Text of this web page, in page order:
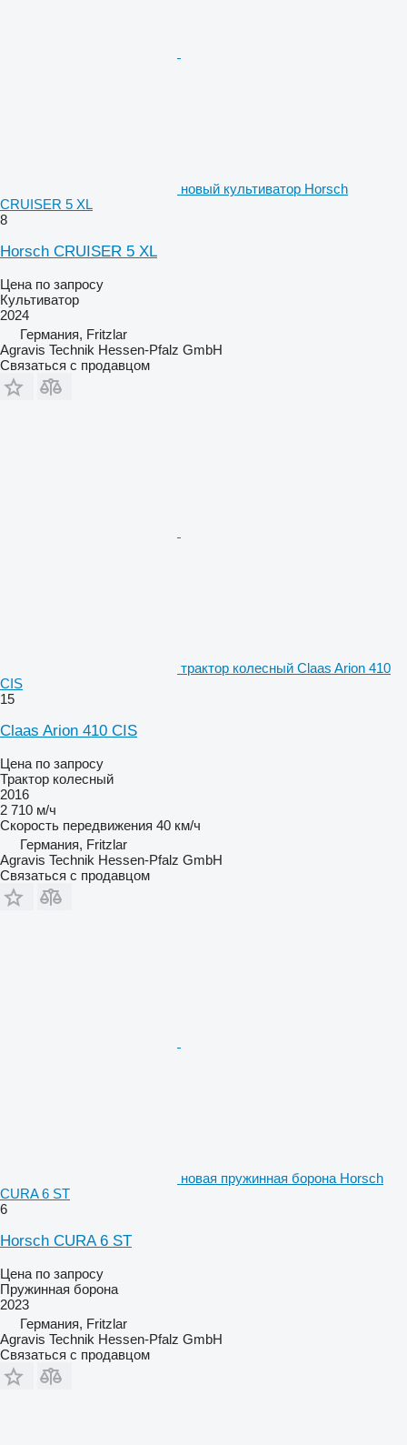
новый культиватор Horsch
CRUISER 5 XL
8
Horsch CRUISER 5 XL
Цена по запросу
Культиватор
2024
Германия, Fritzlar
Agravis Technik Hessen-Pfalz GmbH
Связаться с продавцом
трактор колесный Claas Arion 410
CIS
15
Claas Arion 410 CIS
Цена по запросу
Трактор колесный
2016
2 710 м/ч
Скорость передвижения 40 км/ч
Германия, Fritzlar
Agravis Technik Hessen-Pfalz GmbH
Связаться с продавцом
новая пружинная борона Horsch
CURA 6 ST
6
Horsch CURA 6 ST
Цена по запросу
Пружинная борона
2023
Германия, Fritzlar
Agravis Technik Hessen-Pfalz GmbH
Связаться с продавцом